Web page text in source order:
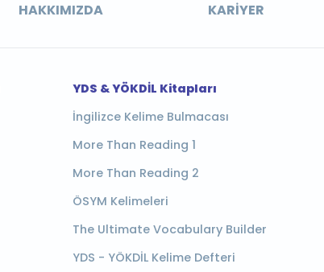
HAKKIMIZDA KARIYER
YDS & YÖKDİL Kitapları
İngilizce Kelime Bulmacası
More Than Reading 1
More Than Reading 2
ÖSYM Kelimeleri
The Ultimate Vocabulary Builder
YDS - YÖKDİL Kelime Defteri